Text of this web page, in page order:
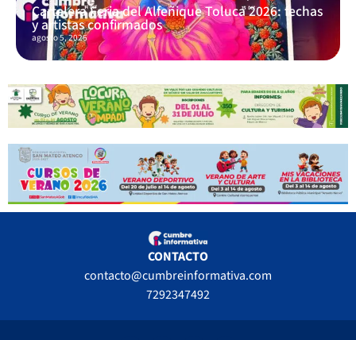
Cartelera Feria del Alfeñique Toluca 2026: fechas
y artistas confirmados
agosto 5, 2026
CONTACTO
contacto@cumbreinformativa.com
7292347492